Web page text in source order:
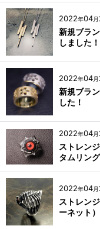
2022年04月
新規ブラ
しました！
2022年04月
新規ブラ
した！
2022年04月
ストレン
タムリン
2022年04月
ストレン
ーネット